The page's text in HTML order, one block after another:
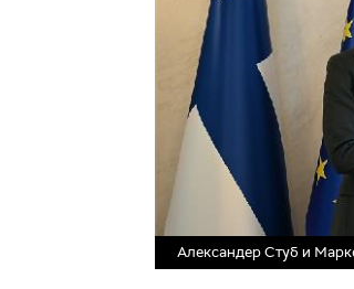
Александер Стуб и